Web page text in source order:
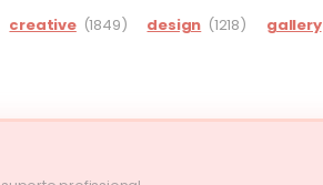
creative (1849) design (1218) gallery